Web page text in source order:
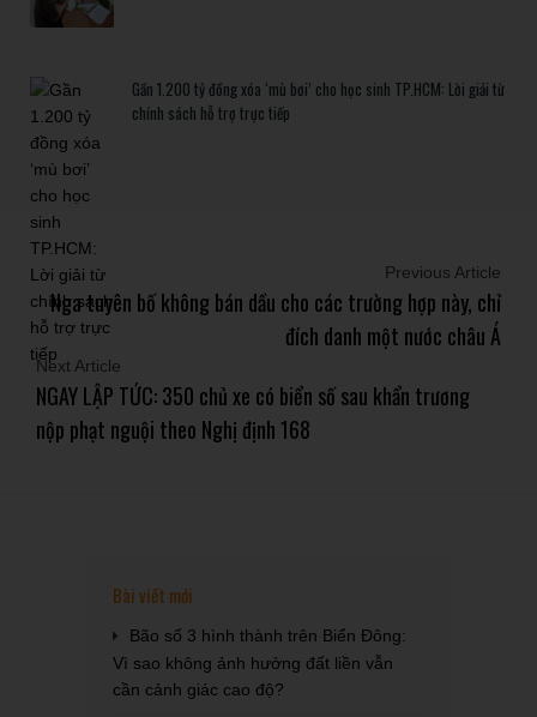
Gần 1.200 tỷ đồng xóa ‘mù bơi’ cho học sinh TP.HCM: Lời giải từ
chính sách hỗ trợ trực tiếp
Previous Article
Nga tuyên bố không bán dầu cho các trường hợp này, chỉ
đích danh một nước châu Á
Next Article
NGAY LẬP TỨC: 350 chủ xe có biển số sau khẩn trương
nộp phạt nguội theo Nghị định 168
Bài viết mới
Bão số 3 hình thành trên Biển Đông:
Vì sao không ảnh hưởng đất liền vẫn
cần cảnh giác cao độ?